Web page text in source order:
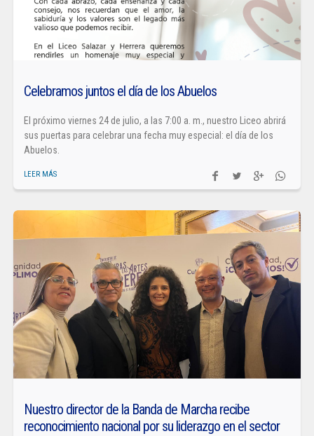
Celebramos juntos el día de los Abuelos
El próximo viernes 24 de julio, a las 7:00 a. m., nuestro Liceo abrirá
sus puertas para celebrar una fecha muy especial: el día de los
Abuelos.
LEER MÁS
Nuestro director de la Banda de Marcha recibe
reconocimiento nacional por su liderazgo en el sector